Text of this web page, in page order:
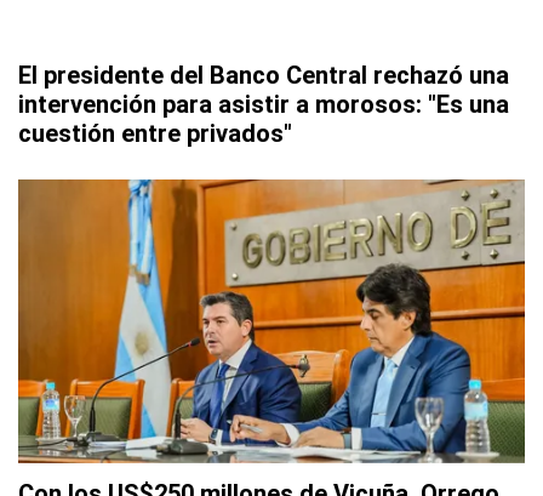
El presidente del Banco Central rechazó una
intervención para asistir a morosos: "Es una
cuestión entre privados"